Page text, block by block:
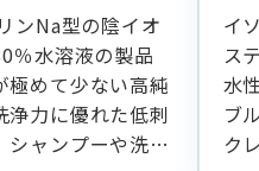
ンNa型の陰イオ
％水溶液の製品
極めて少ない高純
浄力に優れた低刺
シャンプーや洗顔
イ
ス
水
ブ
ク